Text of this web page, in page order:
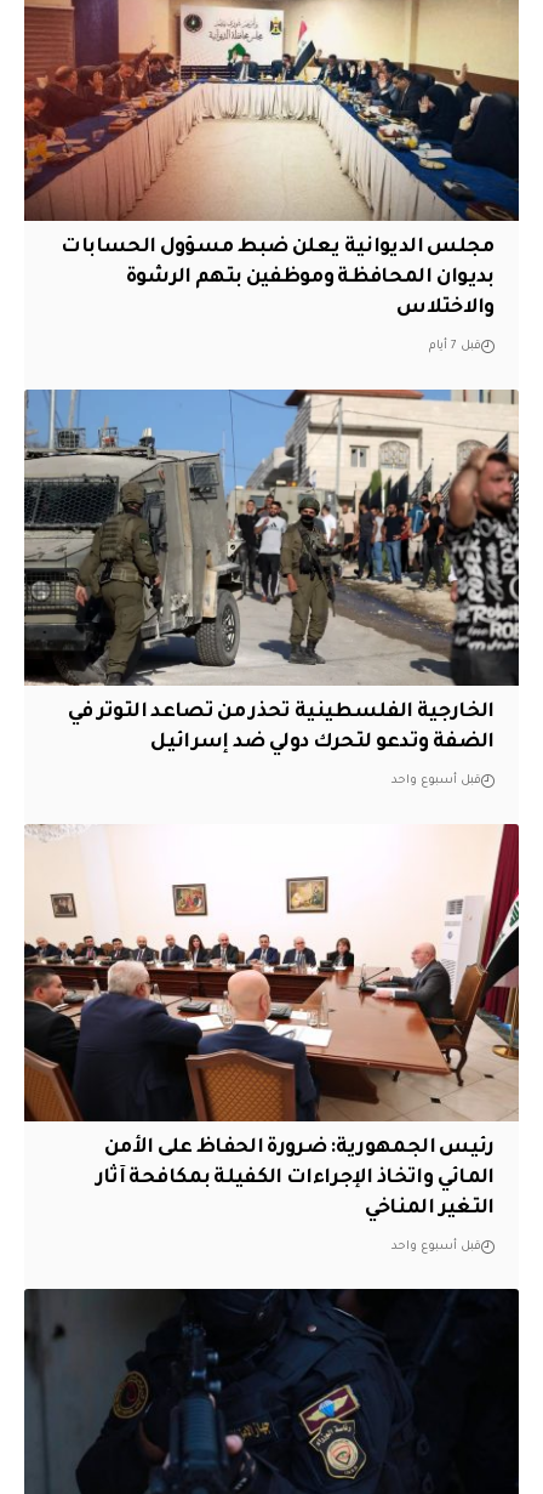
مجلس الديوانية يعلن ضبط مسؤول الحسابات
بديوان المحافظة وموظفين بتهم الرشوة
والاختلاس
قبل 7 أيام
الخارجية الفلسطينية تحذر من تصاعد التوتر في
الضفة وتدعو لتحرك دولي ضد إسرائيل
قبل أسبوع واحد
رئيس الجمهورية: ضرورة الحفاظ على الأمن
المائي واتخاذ الإجراءات الكفيلة بمكافحة آثار
التغير المناخي
قبل أسبوع واحد